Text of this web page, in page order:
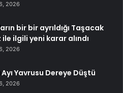
2026
bir bir ayrıldığı Taşacak
ile ilgili yeni karar alındı
2026
Yavrusu Dereye Düştü
2026